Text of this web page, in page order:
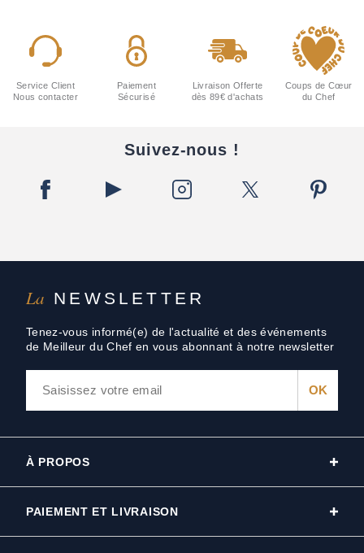
La NEWSLETTER
Tenez-vous informé(e) de l'actualité et des événements
de Meilleur du Chef en vous abonnant à notre newsletter
Service Client
Nous contacter
Paiement
Sécurisé
Livraison Offerte
dès 89€ d'achats
Coups de Cœur
du Chef
Suivez-nous !
À PROPOS
PAIEMENT ET LIVRAISON